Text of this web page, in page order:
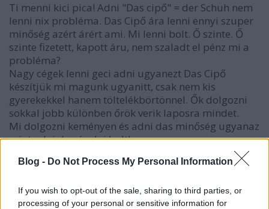
Blog - Do Not Process My Personal Information
If you wish to opt-out of the sale, sharing to third parties, or
processing of your personal or sensitive information for
Ti menni kici pica! Adni "Das cipő" = der Schuh nem
lenni nix probléma. Das Cipő ára lenni ennyi szuper
minőség azért árért ami. Mi lenni bolt. Ő szinte. Ő
szinte fizetett, kapott áru, nem szaladt el pénz mi a
probléma?
Nagy cégek lenni geci adni ugyanezt Das Cipő
készítjük mi magunk ugyanitt, csak nem kis
gyerekekkel hanem töltelékbörtönnel. Ők dolgozni
sokkal jobb különben őrök verik laposra mindet.
Mi dolgozni keményen és adni das minőség ugyanaz
mint adni das árulni boltban.
ételizésítő
7 éve